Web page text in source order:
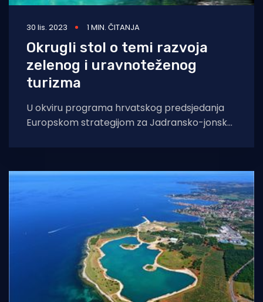
30 lis. 2023 1 MIN. ČITANJA
Okrugli stol o temi razvoja
zelenog i uravnoteženog
turizma
U okviru programa hrvatskog predsjedanja
Europskom strategijom za Jadransko-jonsku
srijedu 25. listopada u